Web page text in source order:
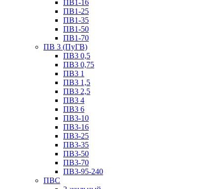
ПВ1-16
ПВ1-25
ПВ1-35
ПВ1-50
ПВ1-70
ПВ 3 (ПуГВ)
ПВ3 0,5
ПВ3 0,75
ПВ3 1
ПВ3 1,5
ПВ3 2,5
ПВ3 4
ПВ3 6
ПВ3-10
ПВ3-16
ПВ3-25
ПВ3-35
ПВ3-50
ПВ3-70
ПВ3-95-240
ПВС